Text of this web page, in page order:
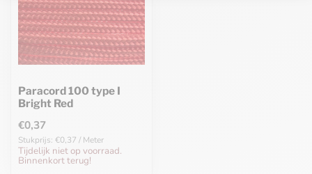
Paracord 100 type I
Bright Red
€0,37
Stukprijs: €0,37 / Meter
Tijdelijk niet op voorraad.
Binnenkort terug!